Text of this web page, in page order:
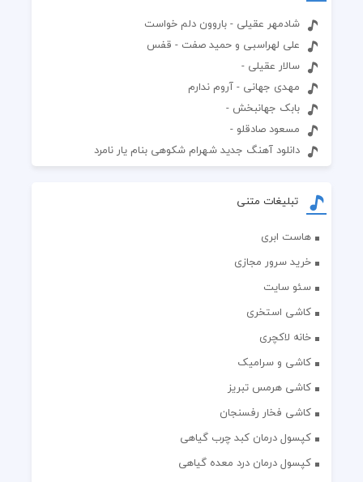
شادمهر عقیلی - باروون دلم خواست
علی لهراسبی و حمید صفت - قفس
سالار عقیلی -
مهدی جهانی - آروم ندارم
بابک جهانبخش -
مسعود صادقلو -
دانلود آهنگ جدید شهرام شکوهی بنام یار نامرد
تبلیغات متنی
هاست ابری
خرید سرور مجازی
سئو سایت
کاشی استخری
خانه لاکچری
کاشی و سرامیک
کاشی هرمس تبریز
کاشی فخار رفسنجان
کپسول درمان کبد چرب گیاهی
کپسول درمان درد معده گیاهی